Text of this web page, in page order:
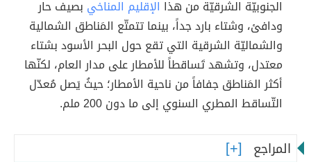
الجنوبيّة الشرقيّة من هذا الإقليم المناخي بصيف حار
ودافئ، وشتاء بارد جداً، بينما تتمتّع المَناطق الشمالية
والشماليّة الشرقية التي تقع حول البحر الأسود بشتاء
معتدل، وتشهد تَساقطاً للأمطار على مدار العام، لكنّها
أكثر المَناطق جفافاً من ناحية الأمطار؛ حيثُ يَصل مُعدّل
التّساقط المطري السنوي إلى ما دون 200 ملم.
المراجع